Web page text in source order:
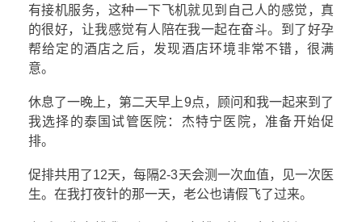
有接机服务，这种一下飞机就见到自己人的感觉，真
的很好，让我感觉有人陪在我一起在奋斗。到了好孕
帮给定的酒店之后，发现酒店环境非常不错，很满
意。
休息了一晚上，第二天早上9点，顾问和我一起来到了
我选择的泰国试管医院：杰特宁医院，准备开始促
排。
促排共用了12天，每隔2-3天会测一次血值，见一次医
生。在我打夜针的那一天，老公也请假飞了过来。